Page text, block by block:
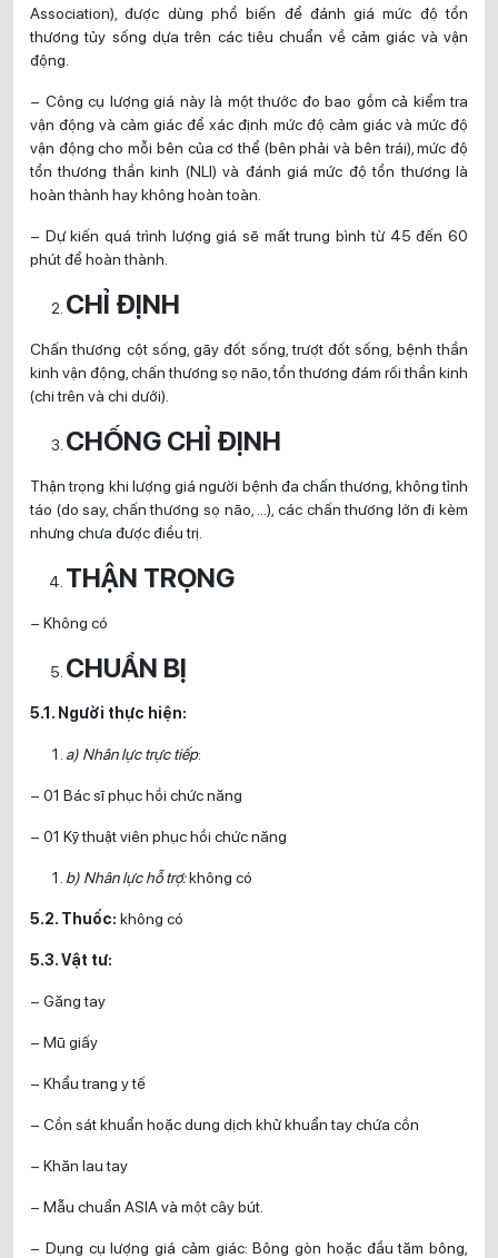
Association), được dùng phổ biến để đánh giá mức độ tổn
thương tủy sống dựa trên các tiêu chuẩn về cảm giác và vận
động.
– Công cụ lượng giá này là một thước đo bao gồm cả kiểm tra
vận động và cảm giác để xác định mức độ cảm giác và mức độ
vận động cho mỗi bên của cơ thể (bên phải và bên trái), mức độ
tổn thương thần kinh (NLI) và đánh giá mức độ tổn thương là
hoàn thành hay không hoàn toàn.
– Dự kiến quá trình lượng giá sẽ mất trung bình từ 45 đến 60
phút để hoàn thành.
CHỈ ĐỊNH
Chấn thương cột sống, gãy đốt sống, trượt đốt sống, bệnh thần
kinh vận động, chấn thương sọ não, tổn thương đám rối thần kinh
(chi trên và chi dưới).
CHỐNG CHỈ ĐỊNH
Thận trọng khi lượng giá người bệnh đa chấn thương, không tỉnh
táo (do say, chấn thương sọ não, …), các chấn thương lớn đi kèm
nhưng chưa được điều trị.
THẬN TRỌNG
– Không có
CHUẨN BỊ
5.1. Người thực hiện:
a) Nhân lực trực tiếp:
– 01 Bác sĩ phục hồi chức năng
– 01 Kỹ thuật viên phục hồi chức năng
b) Nhân lực hỗ trợ:không có
5.2. Thuốc: không có
5.3. Vật tư:
– Găng tay
– Mũ giấy
– Khẩu trang y tế
– Cồn sát khuẩn hoặc dung dịch khử khuẩn tay chứa cồn
– Khăn lau tay
– Mẫu chuẩn ASIA và một cây bút.
– Dụng cụ lượng giá cảm giác: Bông gòn hoặc đầu tăm bông,